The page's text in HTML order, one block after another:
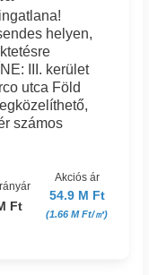
helyen,
III. kerület
utca Föld
számos
Ft
Akciós ár
54.9 M Ft
(1.66 M Ft/㎡)